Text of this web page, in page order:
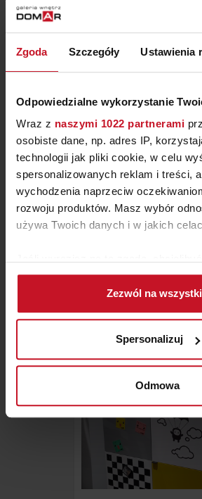
Zgoda Szczegóły Ustawienia
Odpowiedzialne wykorzystanie
Wraz z naszymi 1022 partnerami
osobiste dane, np. adres IP,
technologii jak pliki cookie, w celu
spersonalizowanych reklam i treści,
wychodzenia naprzeciw
rozwoju produktów. Masz wybór
używa Twoich danych i w jakich
Gromadzić dane dotyczące
geograficznej z dokładnością
Identyfikować Twoje
(fingerprinting, czyli wirtualny
Dowiedz się więcej odnośnie tego,
dane są przetwarzane oraz ustaw
zmienić lub wycofać swoją zgodę w
Wykorzystujemy pliki cookie do
i reklam, aby oferować funkcje
analizować ruch w naszej witrynie.
Zezwól na
Spersonalizuj
Odmowa
MEBLE DOSTĘPNE OD RĘKI